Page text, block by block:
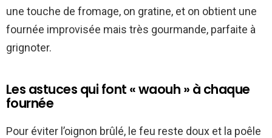
une touche de fromage, on gratine, et on obtient une
fournée improvisée mais très gourmande, parfaite à
grignoter.
Les astuces qui font « waouh » à chaque
fournée
Pour éviter l’oignon brûlé, le feu reste doux et la poêle